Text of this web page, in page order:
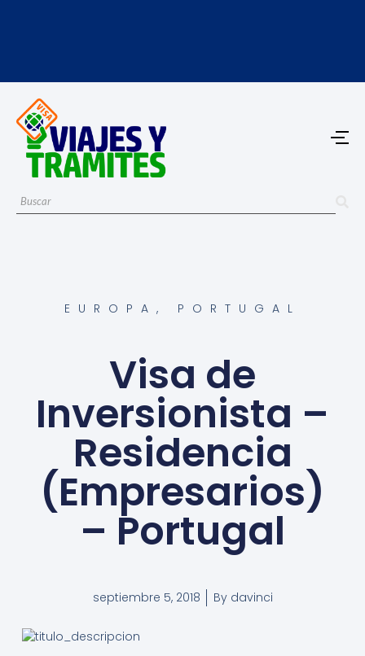
EUROPA , PORTUGAL
Visa de
Inversionista –
Residencia
(Empresarios)
– Portugal
septiembre 5, 2018 Bydavinci